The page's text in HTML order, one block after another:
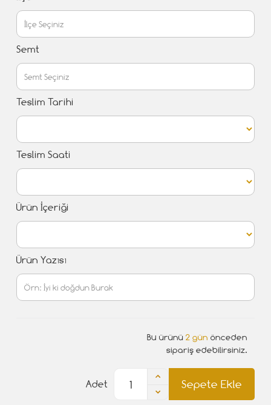
Semt
Teslim Tarihi
Teslim Saati
Ürün İçeriği
Ürün Yazısı
Bu ürünü 2 gün önceden
sipariş edebilirsiniz.
Sepete Ekle
Adet